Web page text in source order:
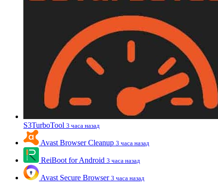
S3TurboTool 3 часа назад
Avast Browser Cleanup 3 часа назад
ReiBoot for Android 3 часа назад
Avast Secure Browser 3 часа назад